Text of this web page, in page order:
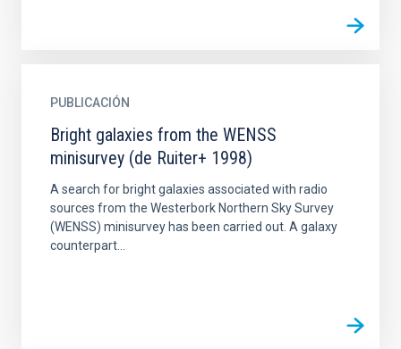
PUBLICACIÓN
Bright galaxies from the WENSS
minisurvey (de Ruiter+ 1998)
A search for bright galaxies associated with radio
sources from the Westerbork Northern Sky Survey
(WENSS) minisurvey has been carried out. A galaxy
counterpart...